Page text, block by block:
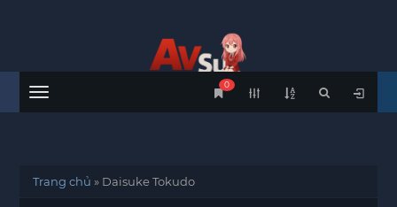
Menu
0
Trang chủ » Daisuke Tokudo